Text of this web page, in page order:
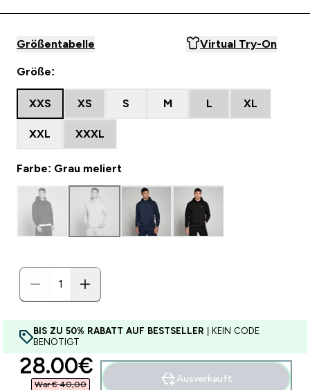
Größentabelle Virtual Try-On
Größe:
XXS XS S M L XL
XXL XXXL
Farbe: Grau meliert
BIS ZU 50% RABATT AUF BESTSELLER | KEIN CODE
BENÖTIGT
discounted price
28.00€‎
War € 40,00‎
Ausverkauft